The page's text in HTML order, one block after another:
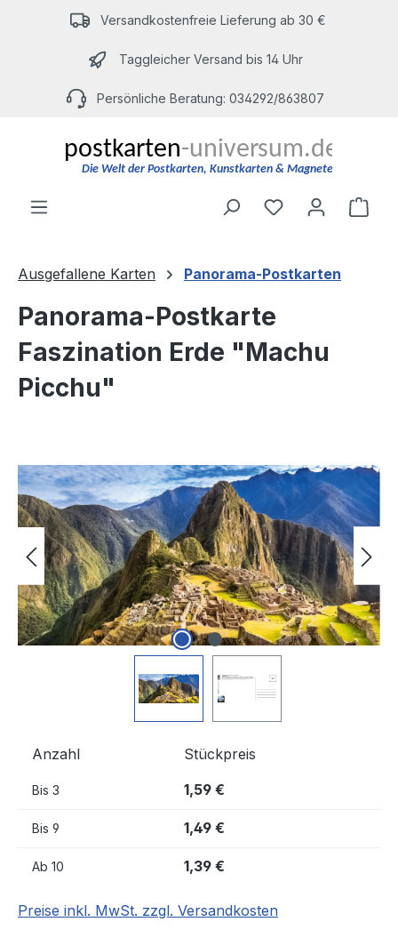
Zum Hauptinhalt springenVersandkostenfreie Lieferung ab 30 €
Taggleicher Versand bis 14 Uhr
Persönliche Beratung: 034292/863807
Du hast 0
Ausgefallene Karten Panorama-Postkarten
Panorama-Postkarte
Faszination Erde "Machu
Picchu"
Bildergalerie überspringen
Anzahl Stückpreis
Bis 3 1,59 €
Bis 9 1,49 €
Ab 10 1,39 €
Preise inkl. MwSt. zzgl. Versandkosten